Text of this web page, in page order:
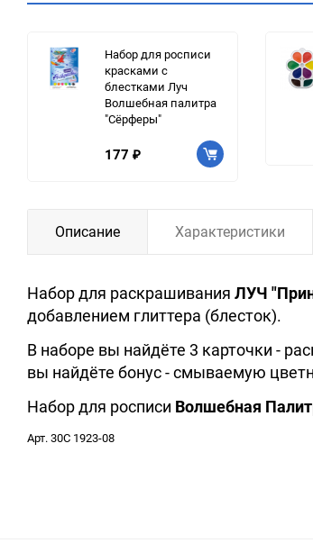
Набор для росписи
красками с
блестками Луч
Волшебная палитра
"Сёрферы"
177 ₽
Описание Характеристики
Набор для раскрашивания ЛУЧ
добавлением глиттера (блесток).
В наборе вы найдёте 3 карточки -
вы найдёте бонус - смываемую
Набор для росписи Волшебная
Арт. 30С 1923-08